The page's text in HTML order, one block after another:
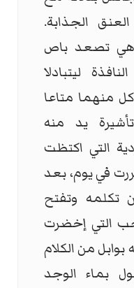
الجذابة.
تصعد باص
ليتبادلا
منهما متاعا
يد منه
التي اكتظت
في يوم، بعد
تكلمه وتفتح
التي إخضرت
من الكلام
بماء الوجد